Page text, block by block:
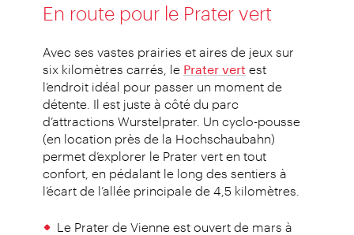
En route pour le Prater vert
Avec ses vastes prairies et aires de jeux sur
six kilomètres carrés, le Prater vert est
l’endroit idéal pour passer un moment de
détente. Il est juste à côté du parc
d’attractions Wurstelprater. Un cyclo-pousse
(en location près de la Hochschaubahn)
permet d’explorer le Prater vert en tout
confort, en pédalant le long des sentiers à
l’écart de l’allée principale de 4,5 kilomètres.
Le Prater de Vienne est ouvert de mars à